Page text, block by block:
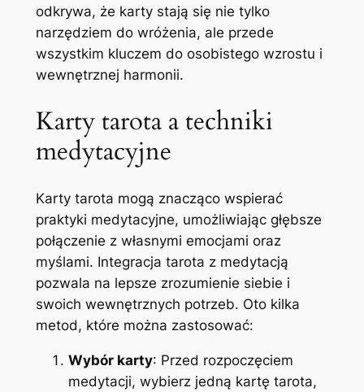
odkrywa, że karty stają się nie tylko
narzędziem do wróżenia, ale przede
wszystkim kluczem do osobistego wzrostu i
wewnętrznej harmonii.
Karty tarota a techniki
medytacyjne
Karty tarota mogą znacząco wspierać
praktyki medytacyjne, umożliwiając głębsze
połączenie z własnymi emocjami oraz
myślami. Integracja tarota z medytacją
pozwala na lepsze zrozumienie siebie i
swoich wewnętrznych potrzeb. Oto kilka
metod, które można zastosować:
Wybór karty: Przed rozpoczęciem
medytacji, wybierz jedną kartę tarota,